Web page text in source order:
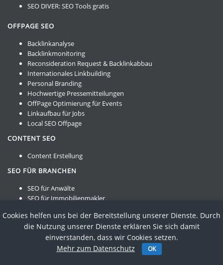
SEO DIVER:SEO Tools gratis
OFFPAGE SEO
Backlinkanalyse
Backlinkmonitoring
Reconsideration Request & Backlinkabbau
Internationales Linkbuilding
Personal Branding
Hochwertige Pressemitteilungen
OffPage Optimierung für Events
Linkaufbau für Jobs
Local SEO Offpage
CONTENT SEO
Content Erstellung
SEO FÜR BRANCHEN
SEO für Anwälte
SEO für Immobilienmakler
SEO für Maschinenbau und Anlagenbau
SEO für Hotels
SEO für Transport und Logistik
SEO für Pflegedienste
Cookies helfen uns bei der Bereitstellung unserer Dienste. Durch
die Nutzung unserer Dienste erklären Sie sich damit
einverstanden, dass wir Cookies setzen.
Mehr zum Datenschutz
OK